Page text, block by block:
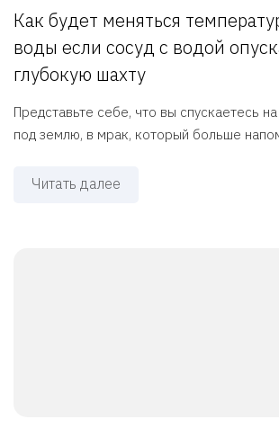
Как будет меняться
воды если сосуд с водой
глубокую шахту
Представьте себе, что вы спускаетесь
под землю, в мрак, который больше
Читать далее